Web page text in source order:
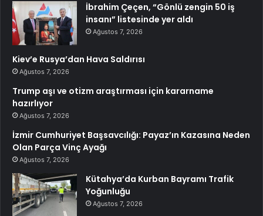
İbrahim Çeçen, “Gönlü zengin 50 iş
insanı” listesinde yer aldı
Ağustos 7, 2026
Kiev’e Rusya’dan Hava Saldırısı
Ağustos 7, 2026
Trump aşı ve otizm araştırması için kararname
hazırlıyor
Ağustos 7, 2026
İzmir Cumhuriyet Başsavcılığı: Payaz’ın Kazasına Neden
Olan Parça Vinç Ayağı
Ağustos 7, 2026
Kütahya’da Kurban Bayramı Trafik
Yoğunluğu
Ağustos 7, 2026